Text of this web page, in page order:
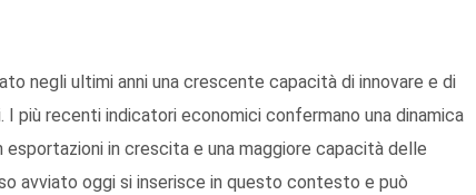
negli ultimi anni una crescente capacità di innovare e di
più recenti indicatori economici confermano una dinamica
esportazioni in crescita e una maggiore capacità delle
avviato oggi si inserisce in questo contesto e può